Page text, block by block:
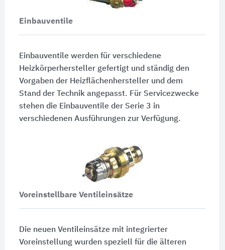
Einbauventile
Einbauventile werden für verschiedene
Heizkörperhersteller gefertigt und ständig den
Vorgaben der Heizflächenhersteller und dem
Stand der Technik angepasst. Für Servicezwecke
stehen die Einbauventile der Serie 3 in
verschiedenen Ausführungen zur Verfügung.
Voreinstellbare Ventileinsätze
Die neuen Ventileinsätze mit integrierter
Voreinstellung wurden speziell für die älteren